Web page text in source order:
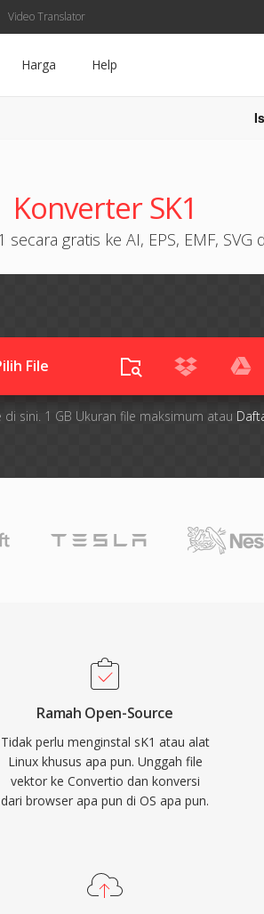
Video Translator
Harga Help
Konverter SK1
secara gratis ke AI, EPS, EMF,
File
di sini. 1 GB Ukuran file maksimum atau
Ramah Open-Source
Tidak perlu menginstal sK1 atau alat
Linux khusus apa pun. Unggah file
vektor ke Convertio dan konversi
dari browser apa pun di OS apa pun.